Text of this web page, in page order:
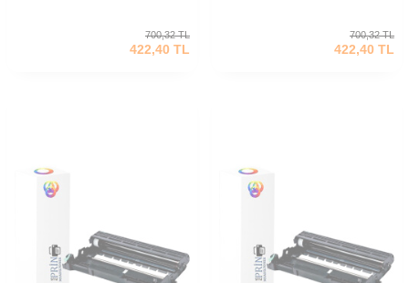
700,32TL
422,40 TL
700,32TL
422,40 TL